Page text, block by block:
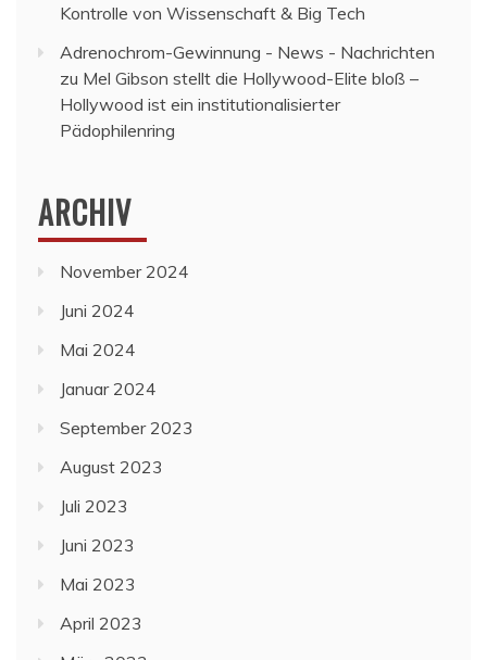
Kontrolle von Wissenschaft & Big Tech
Adrenochrom-Gewinnung - News - Nachrichten
zu Mel Gibson stellt die Hollywood-Elite bloß –
Hollywood ist ein institutionalisierter
Pädophilenring
ARCHIV
November 2024
Juni 2024
Mai 2024
Januar 2024
September 2023
August 2023
Juli 2023
Juni 2023
Mai 2023
April 2023